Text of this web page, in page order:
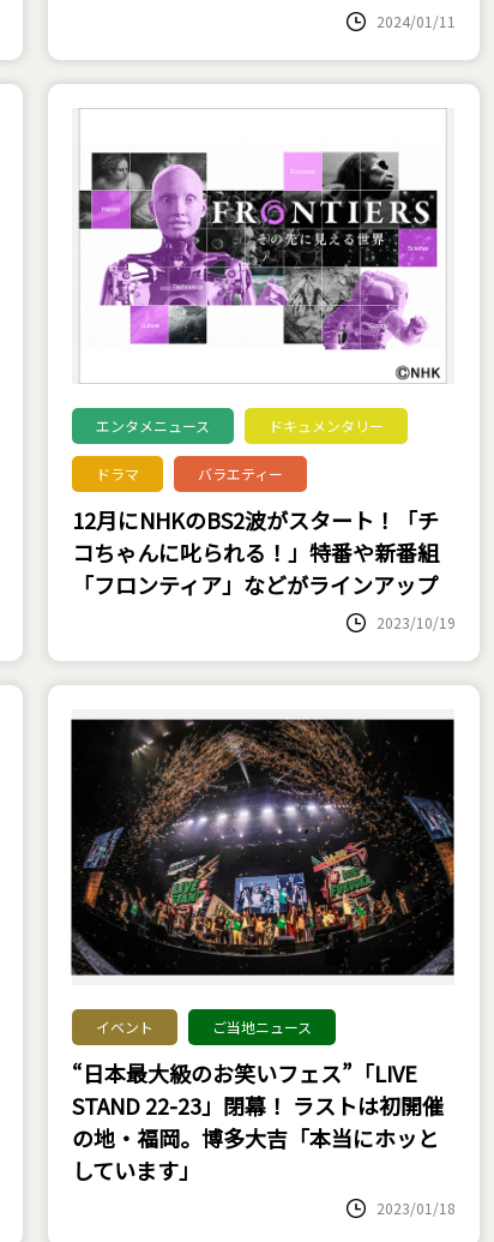
2024/01/11
エンタメニュース ドキュメンタリー
ドラマ バラエティー
12月にNHKのBS2波がスタート！「チ
コちゃんに叱られる！」特番や新番組
「フロンティア」などがラインアップ
2023/10/19
イベント ご当地ニュース
“日本最大級のお笑いフェス”「LIVE
STAND 22-23」閉幕！ ラストは初開催
の地・福岡。博多大吉「本当にホッと
しています」
2023/01/18